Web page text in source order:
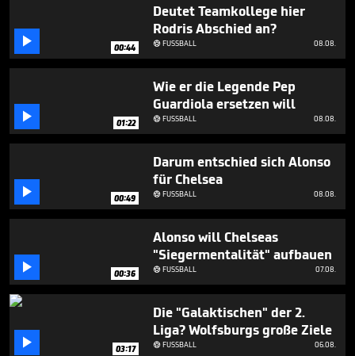
45
seconds
 00:44
Deutet Teamkollege hier
Rodris Abschied an?
FUSSBALL 08.08.
 01:22
Wie er die Legende Pep
Guardiola ersetzen will
FUSSBALL 08.08.
 00:49
Darum entschied sich Alonso
für Chelsea
FUSSBALL 08.08.
 00:36
Alonso will Chelseas
"Siegermentalität" aufbauen
FUSSBALL 07.08.
 03:17
Die "Galaktischen" der 2.
Liga? Wolfsburgs große Ziele
FUSSBALL 06.08.